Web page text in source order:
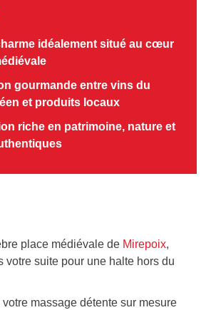
idéalement situé au cœur
gourmande entre vins du
et produits locaux
riche en patrimoine, nature et
place médiévale de Mirepoix,
votre suite pour une halte hors du
massage détente sur mesure